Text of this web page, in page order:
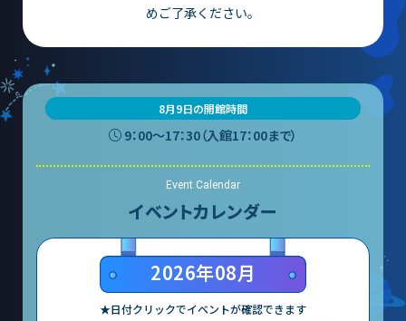
サイエンスショーブース
中庭テラス
多目的ホール
大村賞
科学館で働きたい方へ
めご了承ください。
8月9日の開館時間
9：00〜17：30（入館17：00まで）
Event Calendar
イベントカレンダー
2026年08月
★日付クリックでイベントが確認できます